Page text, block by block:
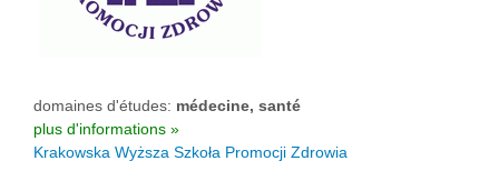
domaines d'études: médecine, santé
plus d'informations »
Krakowska Wyższa Szkoła Promocji Zdrowia